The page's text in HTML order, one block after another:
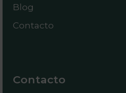
Blog
Contacto
Contacto